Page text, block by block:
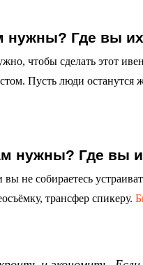
нужны? Где вы
чтобы сделать этот
Пусть люди
нужны? Где вы
вы не собираетесь
трансфер спикеру.